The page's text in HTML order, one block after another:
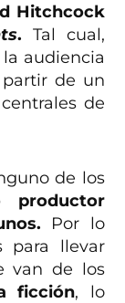
Hitchcock
. Tal cual,
audiencia
de un
de
de los
productor
Por lo
para llevar
van de los
ficción, lo